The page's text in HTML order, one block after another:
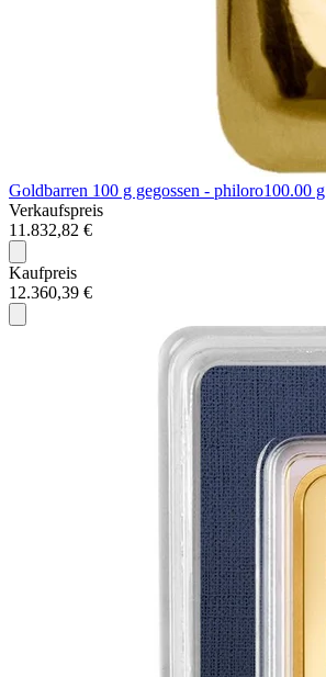
Goldbarren 100 g gegossen - philoro100.00 g
Verkaufspreis
11.832,82 €
Kaufpreis
12.360,39 €